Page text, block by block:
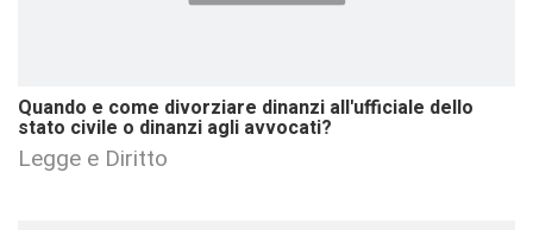
Quando e come divorziare dinanzi all'ufficiale dello
stato civile o dinanzi agli avvocati?
Legge e Diritto